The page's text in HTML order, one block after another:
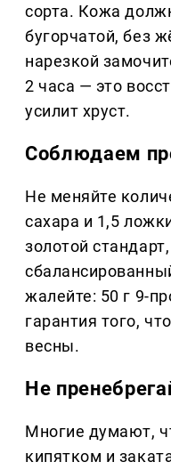
сорта. Кожа
бугорчатой, без
нарезкой
2 часа — это
усилит хруст.
Соблюдаем
Не меняйте
сахара и 1,5
золотой
жалейте: 50 г 9-
гарантия того,
весны.
Не
Многие думают,
кипятком и